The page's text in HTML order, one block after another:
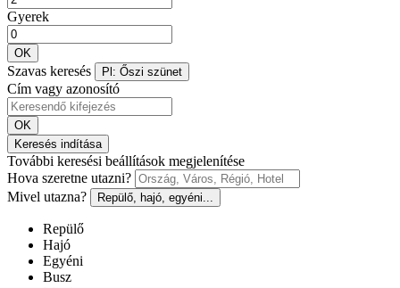
Gyerek
OK
Szavas keresés Pl: Őszi szünet
Cím vagy azonosító
OK
Keresés indítása
További keresési beállítások megjelenítése
Hova szeretne utazni?
Mivel utazna?
Repülő, hajó, egyéni...
Repülő
Hajó
Egyéni
Busz